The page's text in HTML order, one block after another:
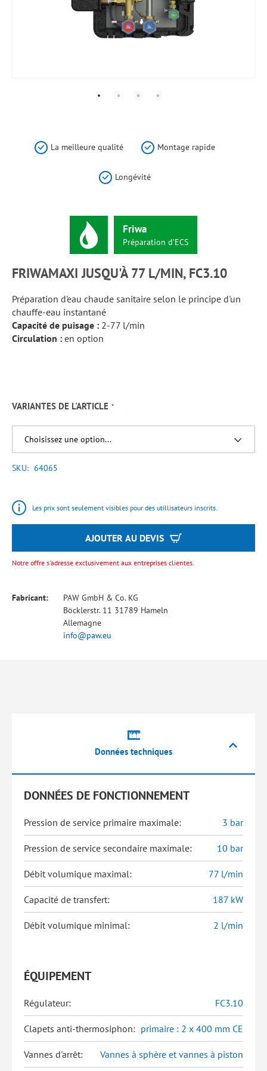
La meilleure qualité Montage rapide
Longévité
Friwa
Préparation d’ECS
FRIWAMAXI JUSQU'À 77 L/MIN, FC3.10
Préparation d'eau chaude sanitaire selon le principe d'un
chauffe-eau instantané
Capacité de puisage : 2-77 l/min
Circulation : en option
VARIANTES DE L'ARTICLE
SKU 64065
Les prix sont seulement visibles pour des utillisateurs inscrits.
AJOUTER AU DEVIS
Notre offre s'adresse exclusivement aux entreprises clientes.
Fabricant:
PAW GmbH & Co. KG
Böcklerstr. 11 31789 Hameln
Allemagne
info@paw.eu
Données techniques
DONNÉES DE FONCTIONNEMENT
Pression de service primaire maximale: 3 bar
Pression de service secondaire maximale: 10 bar
Débit volumique maximal: 77 l/min
Capacité de transfert: 187 kW
Débit volumique minimal: 2 l/min
ÉQUIPEMENT
Régulateur: FC3.10
Clapets anti-thermosiphon: primaire : 2 x 400 mm CE
Vannes d'arrêt: Vannes à sphère et vannes à piston